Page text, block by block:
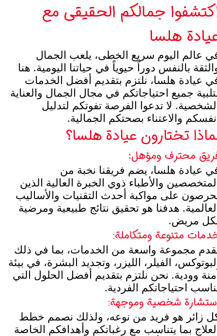
جمالكم الحقيقي مع
هلسا
عالم اليوم سريع الخطى، يلعب الجمال
بالنفس دوراً حيوياً في حياتنا اليومية. هنا
عيادة هلسا، نلتزم بتقديم أفضل الخدمات
جميع احتياجاتكم في مجال الجمال والعناية
لا تدعوا الفرصة تفوتكم لتدليل
والاعتناء بصحتكم الجمالية.
تختارون عيادة هلسا؟
محترف ومؤهل:
عيادة هلسا، يضم فريقنا نخبة من
والأطباء ذوي الخبرة العالية الذين
على مواكبة أحدث التقنيات والأساليب
هدفنا هو تحقيق نتائج طبيعية ومرضية
مريض.
متنوعة ومتكاملة:
مجموعة واسعة من الخدمات، بما في ذلك
الفيلر، الليزر، وتجديد البشرة، في بيئة
وودية. نحن نلتزم بتقديم أفضل الحلول التي
احتياجاتكم الفردية.
شخصية وموجهة:
زائر هو فريد من نوعه، ولذلك نصمم خطط
بما يتناسب مع رغباتكم وأهدافكم الخاصة